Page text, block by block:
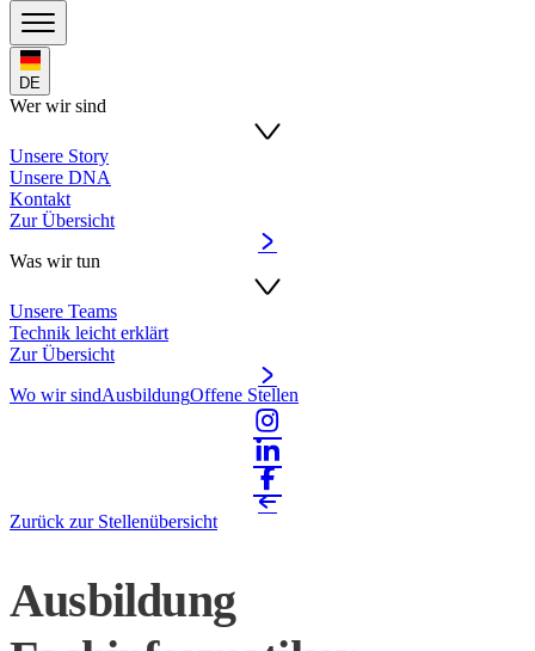
DE
Wer wir sind
Unsere Story
Unsere DNA
Kontakt
Zur Übersicht
Was wir tun
Unsere Teams
Technik leicht erklärt
Zur Übersicht
Wo wir sindAusbildungOffene Stellen
Zurück zur Stellenübersicht
Ausbildung